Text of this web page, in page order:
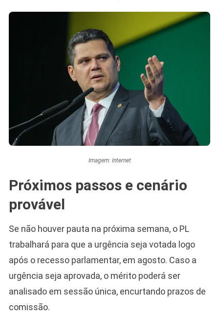
Imagem: Internet
Próximos passos e cenário
provável
Se não houver pauta na próxima semana, o PL
trabalhará para que a urgência seja votada logo
após o recesso parlamentar, em agosto. Caso a
urgência seja aprovada, o mérito poderá ser
analisado em sessão única, encurtando prazos de
comissão.